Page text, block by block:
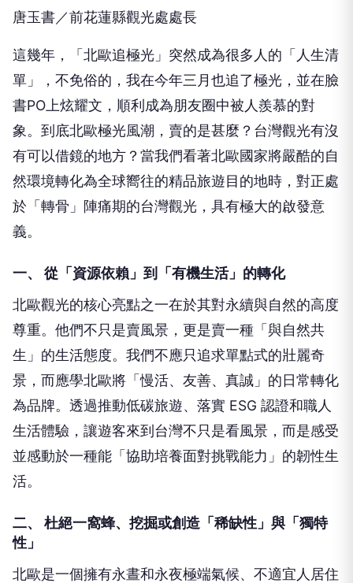
唐玉書／前花蓮縣觀光處處長
這幾年，「北歐追極光」突然成為很多人的「人生清
單」，不免俗的，我在今年三月也追了極光，並在臉
書PO上炫耀文，順利成為朋友圈中被人羨慕的對
象。到底北歐極光風潮，賣的是甚麼？台灣觀光有沒
有可以借鏡的地方？當我們看著北歐國家將嚴酷的自
然環境轉化為全球嚮往的精品旅遊目的地時，對正處
於「轉骨」陣痛期的台灣觀光，具有極大的啟發意
義。
一、 從「資源依賴」到「有機生活」的轉化
北歐觀光的核心亮點之一在於其對永續與自然的高度
尊重。他們不只是賣風景，更是賣一種「與自然共
生」的生活態度。我們不應只追求單點式的壯麗奇
景，而應學北歐將「慢活、友善、真誠」的日常轉化
為品牌。透過推動低碳旅遊、落實 ESG 認證和職人
生活體驗，讓遊客來到台灣不只是看風景，而是感受
並感動於一種能「協助培養面對挑戰能力」的韌性生
活。
二、 杜絕一窩蜂、挖掘或創造「稀缺性」與「獨特
性」
北歐是一個擁有永晝和永夜極端氣候、不適宜人居住